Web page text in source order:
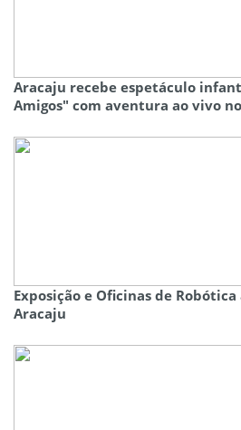
Aracaju recebe espetáculo
Amigos" com aventura ao vivo
Exposição e Oficinas de
Aracaju